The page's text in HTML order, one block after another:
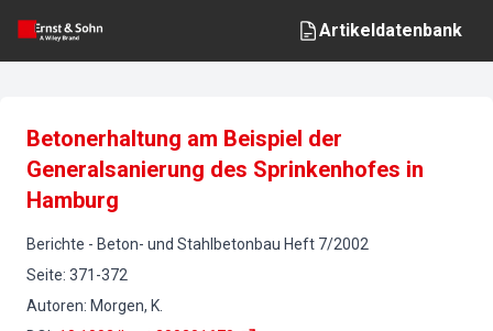
Artikeldatenbank
Betonerhaltung am Beispiel der
Generalsanierung des Sprinkenhofes in
Hamburg
Berichte - Beton- und Stahlbetonbau Heft 7/2002
Seite: 371-372
Autoren: Morgen, K.